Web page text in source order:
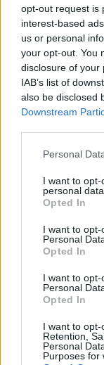
opt-out request is
interest-based
us or personal
your opt-out. You
disclosure of your
IAB’s list of
also be disclosed
Downstream
Personal
I want to
personal data.
Opted In
I want to
Personal
Opted In
I want to
Personal
Opted In
I want to opt-
Retention,
Personal
Purposes for
Grignani
parente in
28/01/2010
parente ed
17/11/2009
LE ULTIME
secondo
York Times